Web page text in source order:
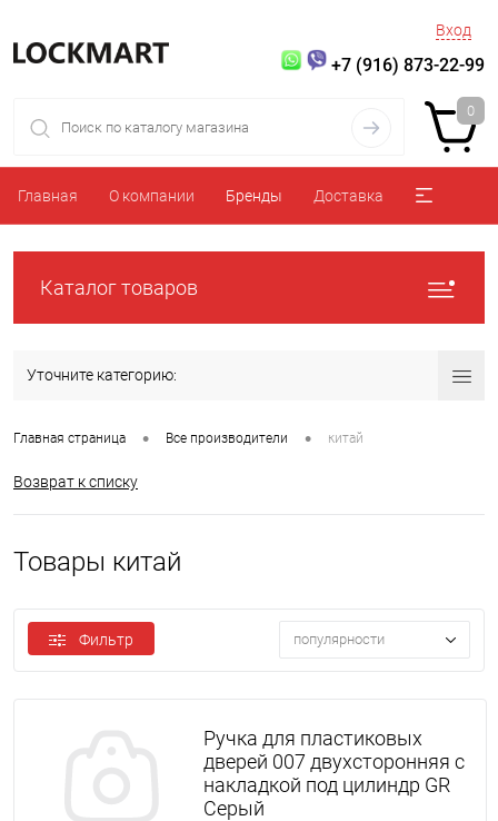
Вход
+7 (916) 873-22-99
0
Главная О компании Бренды Доставка
Каталог товаров
Уточните категорию:
Главная страница • Все производители • китай
Возврат к списку
Товары китай
Фильтр популярности
Ручка для пластиковых
дверей 007 двухсторонняя с
накладкой под цилиндр GR
Серый